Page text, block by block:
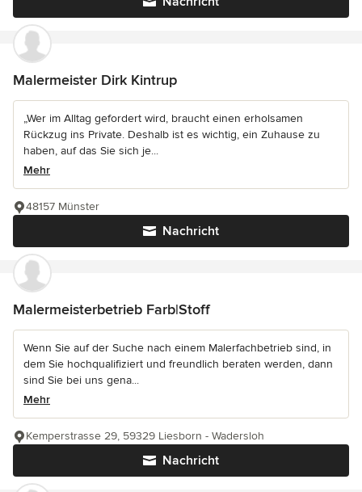
Malermeister Dirk Kintrup
„Wer im Alltag gefordert wird, braucht einen erholsamen
Rückzug ins Private. Deshalb ist es wichtig, ein Zuhause zu
haben, auf das Sie sich je...
Mehr
Nachricht
48157 Münster
Malermeisterbetrieb Farb|Stoff
Wenn Sie auf der Suche nach einem Malerfachbetrieb sind, in
dem Sie hochqualifiziert und freundlich beraten werden, dann
sind Sie bei uns gena...
Mehr
Nachricht
Kemperstrasse 29, 59329 Liesborn - Wadersloh